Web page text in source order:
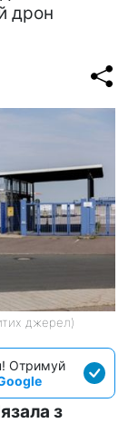
дрон
джерел)
Отримуй
з